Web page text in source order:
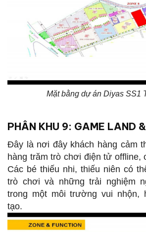
Mặt bằng dự án Diyas SS1
PHÂN KHU 9: GAME LAND
Đây là nơi đây khách hàng cảm
hàng trăm trò chơi điện tử offline,
Các bé thiếu nhi, thiếu niên có
trò chơi và những trải nghiệm
trong một môi trường vui nhộn,
tạo.